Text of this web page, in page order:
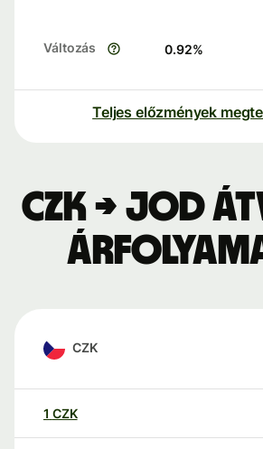
Változás 0.92%
Teljes előzmények
CZK → JOD
CZK
1 CZK